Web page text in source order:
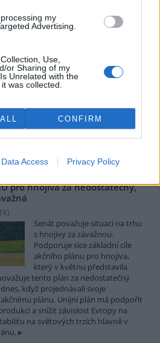
my
Advertising.
Use,
or Sharing of my
Unrelated with the
was collected.
CONFIRM
Data Access Privacy Policy
Austrálii se začal šířit vysoce
nakažlivý virus ptačí chřipky
H5N1. Podle agentury AFP to
dnes oznámila hlavní státní
Podle ní jde o očekávaný, ale
vést k rozsáhlejšímu šíření nákazy
ministryně zemědělství Julie
nejsou důkazy o hromadném úhynu
průmyslu. Riziko pro lidské
pro hnojiva za nedostatečný,
)
Senát považuje situaci na trhu
s hnojivy za závažnou.
Podporuje sice základní cíle
akčního plánu pro hnojiva,
který v květnu představila
tento plán za nedostatečný.
když projednávali svoje
plánu. Unijní plán má podpořit
a snížit závislost Evropy na
na světových trzích hlavně v